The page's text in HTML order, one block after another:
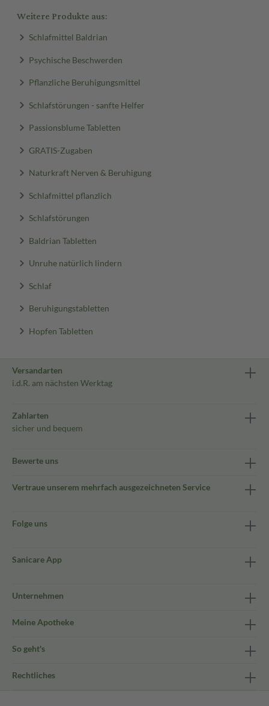
Weitere Produkte aus:
Schlafmittel Baldrian
Psychische Beschwerden
Pflanzliche Beruhigungsmittel
Schlafstörungen - sanfte Helfer
Passionsblume Tabletten
GRATIS-Zugaben
Naturkraft Nerven & Beruhigung
Schlafmittel pflanzlich
Schlafstörungen
Baldrian Tabletten
Unruhe natürlich lindern
Schlaf
Beruhigungstabletten
Hopfen Tabletten
Versandarten
i.d.R. am nächsten Werktag
Zahlarten
sicher und bequem
Bewerte uns
Vertraue unserem mehrfach ausgezeichneten Service
Folge uns
Sanicare App
Unternehmen
Meine Apotheke
So geht's
Rechtliches